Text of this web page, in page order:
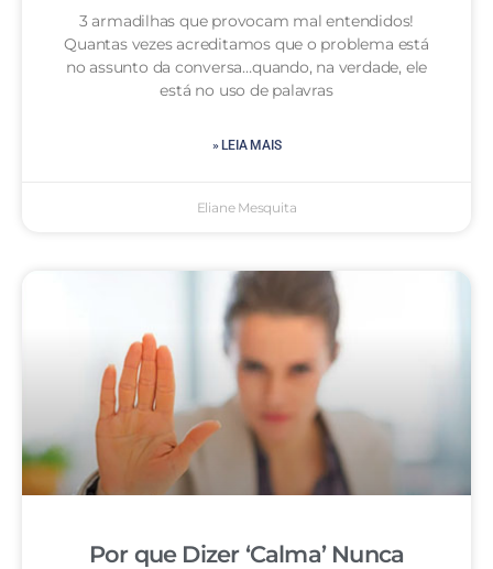
3 armadilhas que provocam mal entendidos!
Quantas vezes acreditamos que o problema está
no assunto da conversa…quando, na verdade, ele
está no uso de palavras
» LEIA MAIS
Eliane Mesquita
Por que Dizer ‘Calma’ Nunca